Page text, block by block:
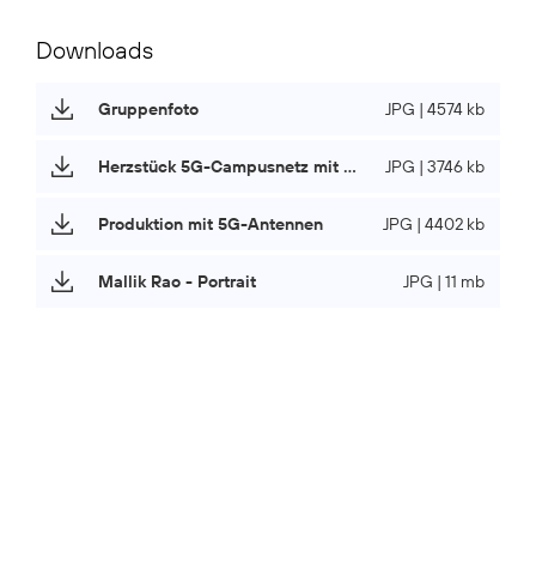
Downloads
Gruppenfoto JPG | 4574 kb
Herzstück 5G-Campusnetz mit Richard Kistler JPG | 3746 kb
Produktion mit 5G-Antennen JPG | 4402 kb
Mallik Rao - Portrait JPG | 11 mb